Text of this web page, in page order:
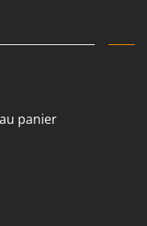
tracteur
panier